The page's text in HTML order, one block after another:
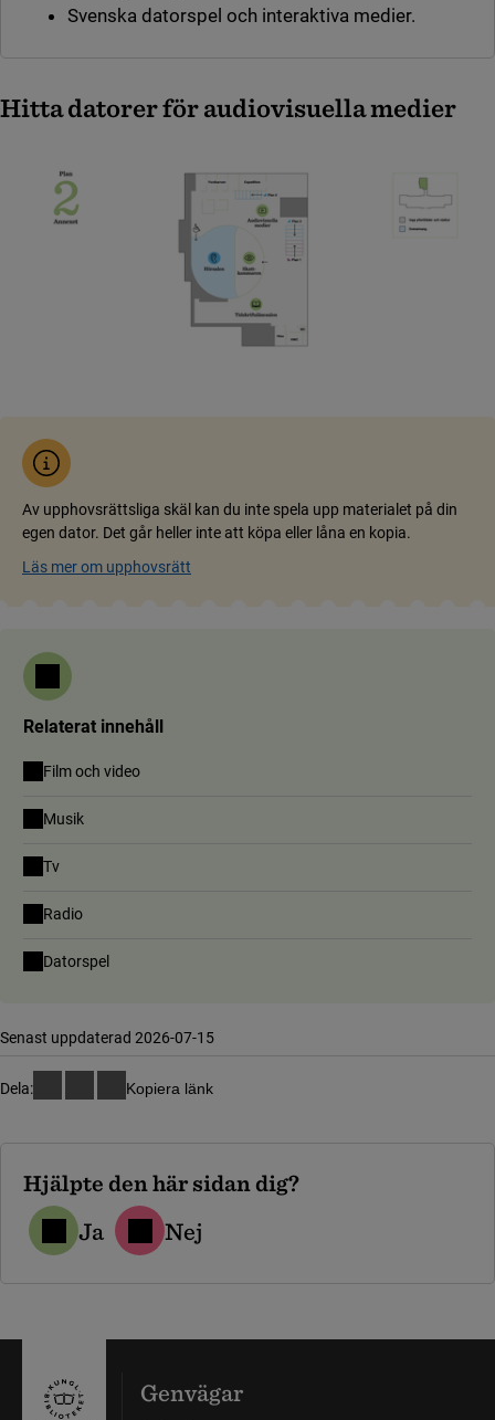
Svenska datorspel och interaktiva medier.
Hitta datorer för audiovisuella medier
Av upphovsrättsliga skäl kan du inte spela upp materialet på din
egen dator. Det går heller inte att köpa eller låna en kopia.
Läs mer om upphovsrätt
Relaterat innehåll
Film och video
Musik
Tv
Radio
Datorspel
Senast uppdaterad 2026-07-15
Dela: Kopiera länk
Hjälpte den här sidan dig?
Ja Nej
Genvägar